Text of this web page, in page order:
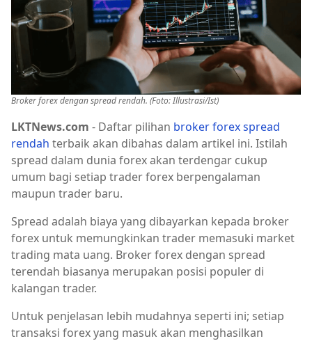
Broker forex dengan spread rendah. (Foto: Illustrasi/Ist)
LKTNews.com - Daftar pilihan broker forex spread
rendah terbaik akan dibahas dalam artikel ini. Istilah
spread dalam dunia forex akan terdengar cukup
umum bagi setiap trader forex berpengalaman
maupun trader baru.
Spread adalah biaya yang dibayarkan kepada broker
forex untuk memungkinkan trader memasuki market
trading mata uang. Broker forex dengan spread
terendah biasanya merupakan posisi populer di
kalangan trader.
Untuk penjelasan lebih mudahnya seperti ini; setiap
transaksi forex yang masuk akan menghasilkan